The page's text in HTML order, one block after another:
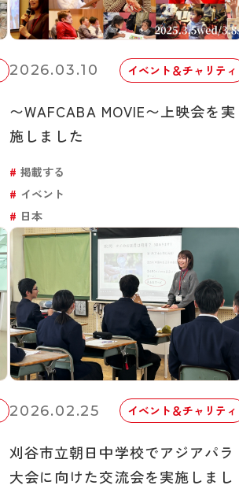
2026.03.10 イベント＆チャリティ
〜WAFCABA MOVIE〜上映会を実
施しました
掲載する
イベント
日本
2026.02.25 イベント＆チャリティ
刈谷市立朝日中学校でアジアパラ
大会に向けた交流会を実施しまし